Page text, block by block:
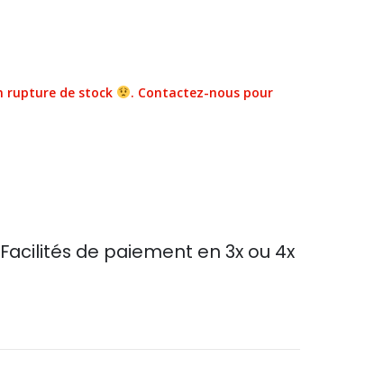
rupture de stock
. Contactez-nous pour
Facilités de paiement en 3x ou 4x